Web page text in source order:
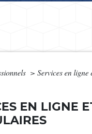
> Services en ligne
EN LIGNE